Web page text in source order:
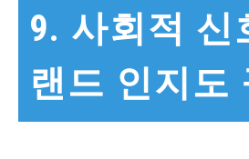
9. 사회적 신
랜드 인지도